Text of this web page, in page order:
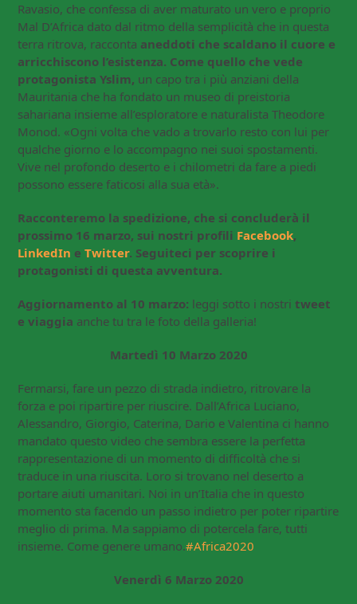
Ravasio, che confessa di aver maturato un vero e proprio
Mal D’Africa dato dal ritmo della semplicità che in questa
terra ritrova, racconta aneddoti che scaldano il cuore e
arricchiscono l’esistenza. Come quello che vede
protagonista Yslim, un capo tra i più anziani della
Mauritania che ha fondato un museo di preistoria
sahariana insieme all’esploratore e naturalista Theodore
Monod. «Ogni volta che vado a trovarlo resto con lui per
qualche giorno e lo accompagno nei suoi spostamenti.
Vive nel profondo deserto e i chilometri da fare a piedi
possono essere faticosi alla sua età».
Racconteremo la spedizione, che si concluderà il
prossimo 16 marzo, sui nostri profili Facebook,
LinkedIn eTwitter. Seguiteci per scoprire i
protagonisti di questa avventura.
Aggiornamento al 10 marzo: leggi sotto i nostritweet
e viaggia anche tu tra le foto della galleria!
Martedì 10 Marzo 2020
Fermarsi, fare un pezzo di strada indietro, ritrovare la
forza e poi ripartire per riuscire. Dall’Africa Luciano,
Alessandro, Giorgio, Caterina, Dario e Valentina ci hanno
mandato questo video che sembra essere la perfetta
rappresentazione di un momento di difficoltà che si
traduce in una riuscita. Loro si trovano nel deserto a
portare aiuti umanitari. Noi in un’Italia che in questo
momento sta facendo un passo indietro per poter ripartire
meglio di prima. Ma sappiamo di potercela fare, tutti
insieme. Come genere umano.#Africa2020
Venerdì 6 Marzo 2020